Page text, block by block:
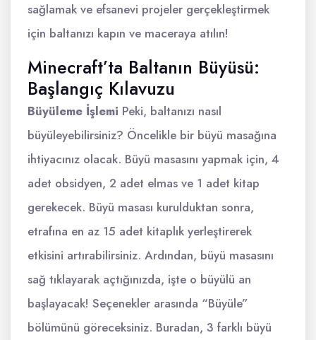
sağlamak ve efsanevi projeler gerçekleştirmek
için baltanızı kapın ve maceraya atılın!
Minecraft’ta Baltanın Büyüsü:
Başlangıç Kılavuzu
Büyüleme İşlemi Peki, baltanızı nasıl
büyüleyebilirsiniz? Öncelikle bir büyü masağına
ihtiyacınız olacak. Büyü masasını yapmak için, 4
adet obsidyen, 2 adet elmas ve 1 adet kitap
gerekecek. Büyü masası kurulduktan sonra,
etrafına en az 15 adet kitaplık yerleştirerek
etkisini artırabilirsiniz. Ardından, büyü masasını
sağ tıklayarak açtığınızda, işte o büyülü an
başlayacak! Seçenekler arasında “Büyüle”
bölümünü göreceksiniz. Buradan, 3 farklı büyü